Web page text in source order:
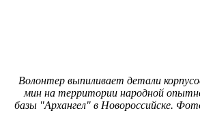
Волонтер выпиливает детали
мин на территории народной
базы "Архангел" в Новороссийске.